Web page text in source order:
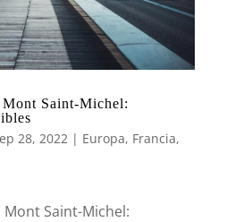
Saint-Michel:
28, 2022| Europa, Francia,
Saint-Michel: